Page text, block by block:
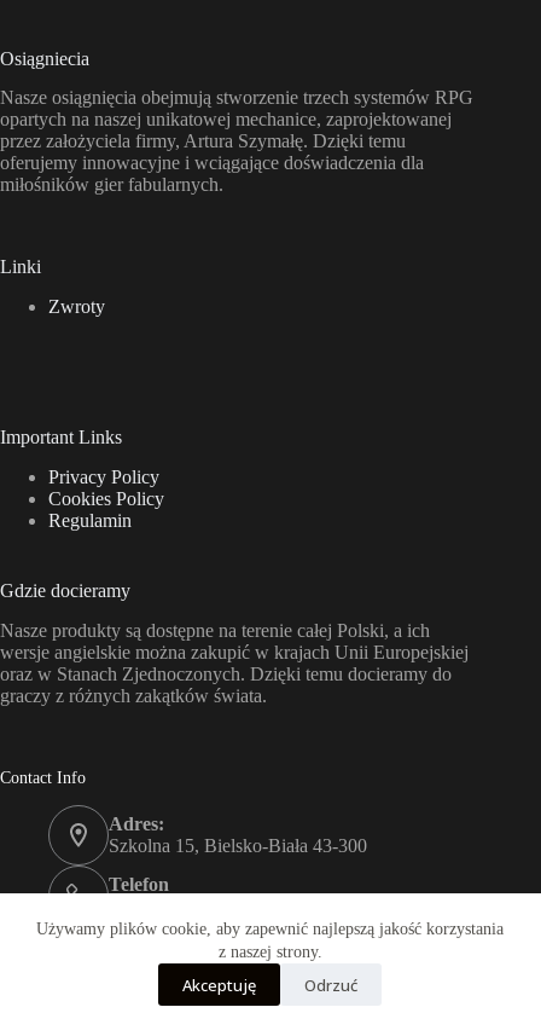
Używamy plików cookie, aby zapewnić najlepszą jakość korzystania
z naszej strony.
Akceptuję Odrzuć
Osiągniecia
Nasze osiągnięcia obejmują stworzenie trzech systemów RPG
opartych na naszej unikatowej mechanice, zaprojektowanej
przez założyciela firmy, Artura Szymałę. Dzięki temu
oferujemy innowacyjne i wciągające doświadczenia dla
miłośników gier fabularnych.
Linki
Zwroty
Important Links
Privacy Policy
Cookies Policy
Regulamin
Gdzie docieramy
Nasze produkty są dostępne na terenie całej Polski, a ich
wersje angielskie można zakupić w krajach Unii Europejskiej
oraz w Stanach Zjednoczonych. Dzięki temu docieramy do
graczy z różnych zakątków świata.
Contact Info
Adres:
Szkolna 15, Bielsko-Biała 43-300
Telefon
Email:
sklep@darkrabbit.pl
Copyright © 2026 - Motyw WordPress stworzony przez